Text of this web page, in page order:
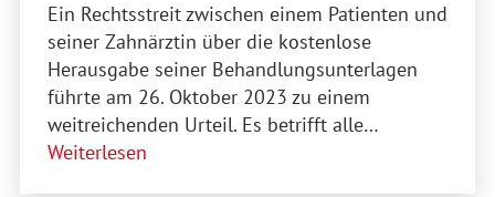
Ein Rechtsstreit zwischen einem Patienten und
seiner Zahnärztin über die kostenlose
Herausgabe seiner Behandlungsunterlagen
führte am 26. Oktober 2023 zu einem
weitreichenden Urteil. Es betrifft alle…
Weiterlesen